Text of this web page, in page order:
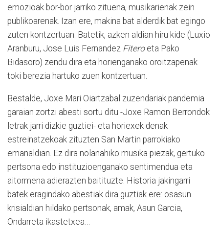
emozioak bor-bor jarriko zituena, musikarienak zein
publikoarenak. Izan ere, makina bat alderdik bat egingo
zuten kontzertuan. Batetik, azken aldian hiru kide (Luxio
Aranburu, Jose Luis Fernandez Fiteroeta Pako
Bidasoro) zendu dira eta horienganako oroitzapenak
toki berezia hartuko zuen kontzertuan.
Bestalde, Joxe Mari Oiartzabal zuzendariak pandemia
garaian zortzi abesti sortu ditu -Joxe Ramon Berrondok
letrak jarri dizkie guztiei- eta horiexek denak
estreinatzekoak zituzten San Martin parrokiako
emanaldian. Ez dira nolanahiko musika piezak, gertuko
pertsona edo instituzioenganako sentimendua eta
aitormena adierazten baitituzte. Historia jakingarri
batek eragindako abestiak dira guztiak ere: osasun
krisialdian hildako pertsonak, amak, Asun Garcia,
Ondarreta ikastetxea…